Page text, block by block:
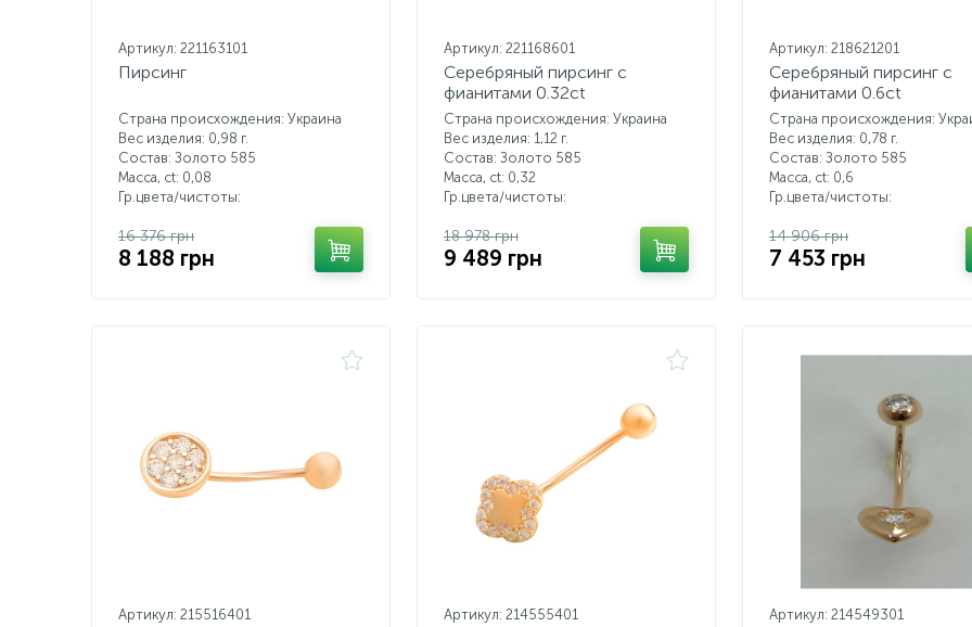
Артикул: 221163101
Пирсинг
Страна происхождения: Украина
Вес изделия: 0,98 г.
Состав: Золото 585
Масса, ct: 0,08
Гр.цвета/чистоты:
16 376 грн
8 188 грн
Артикул: 221168601
Серебряный пирсинг с
фианитами 0.32ct
Страна происхождения: Украина
Вес изделия: 1,12 г.
Состав: Золото 585
Масса, ct: 0,32
Гр.цвета/чистоты:
18 978 грн
9 489 грн
Артикул: 218621201
Серебряный пирсинг с
фианитами 0.6ct
Страна происхождения:
Вес изделия: 0,78 г.
Состав: Золото 585
Масса, ct: 0,6
Гр.цвета/чистоты:
14 906 грн
7 453 грн
Артикул: 215516401 Артикул: 214555401 Артикул: 214549301